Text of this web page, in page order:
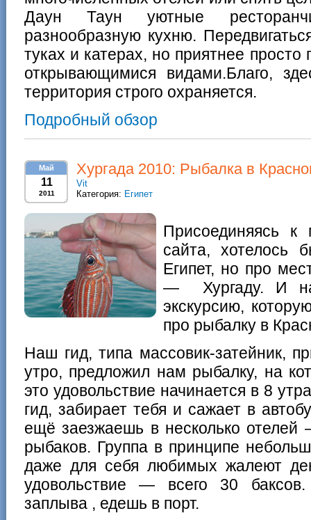
Даун Таун уютные
разнообразную кухню.
туках и катерах, но приятнее
открывающимися видами.Благо,
территория строго охраняется.
Подробный обзор
Май
11
2011
Хургада 2010: Рыбалка в
Vit
Категория: Египет
Присоединяясь к
сайта, хотелось
Египет, но про
— Хургаду. И
экскурсию,
про рыбалку в
Наш гид, типа массовик-затейник,
утро, предложил нам рыбалку, на
это удовольствие начинается в 8
гид, забирает тебя и сажает в
ещё заезжаешь в несколько отелей
рыбаков. Группа в принципе
даже для себя любимых жалеют
удовольствие — всего 30
заплыва , едешь в порт.